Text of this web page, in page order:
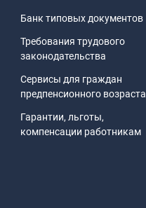
Банк типовых документов
Требования трудового
законодательства
Сервисы для граждан
предпенсионного возраста
Гарантии, льготы,
компенсации работникам